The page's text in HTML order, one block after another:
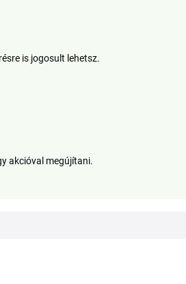
is jogosult lehetsz.
akcióval megújítani.